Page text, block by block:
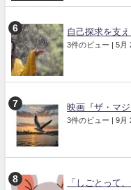
自己探求を支
3件のビュー | 5月
映画『ザ・マ
3件のビュー | 9月
「しごとって